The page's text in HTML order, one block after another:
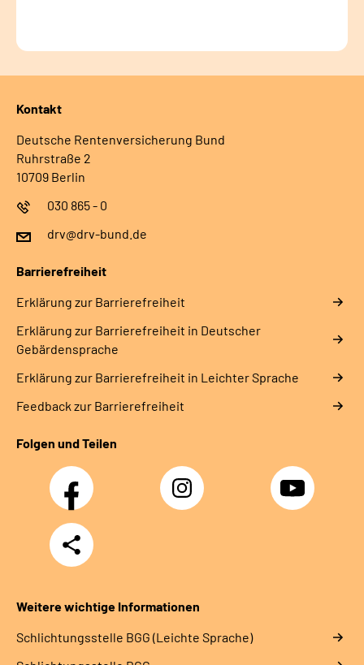
Kontakt
Deutsche Rentenversicherung Bund
Ruhrstraße 2
10709 Berlin
030 865 - 0
drv@drv-bund.de
Barrierefreiheit
Erklärung zur Barrierefreiheit
Erklärung zur Barrierefreiheit in Deutscher
Gebärdensprache
Erklärung zur Barrierefreiheit in Leichter Sprache
Feedback zur Barrierefreiheit
Folgen und Teilen
Facebook Instagram YouTube
Teilen
Weitere wichtige Informationen
Schlich­tungs­stel­le BGG (Leichte Sprache)